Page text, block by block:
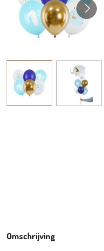
Omschrijving